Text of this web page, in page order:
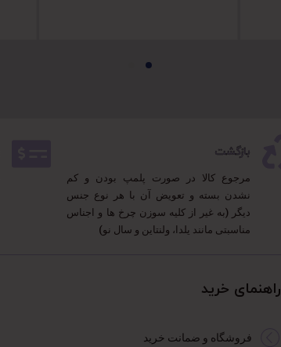
بازگشت
مرجوع کالا در صورت پلمپ بودن و کم
نشدن بسته و تعویض آن با هر نوع جنس
دیگر (به غیر از کلیه سوزن چرخ ها و اجناس
مناسبتی مانند یلدا، ولنتاین و سال نو)
راهنمای خرید
فروشگاه و ضمانت خرید